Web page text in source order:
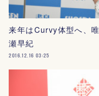
来年はCurvy体型へ、
瀬早紀
2016.12.16 03:25